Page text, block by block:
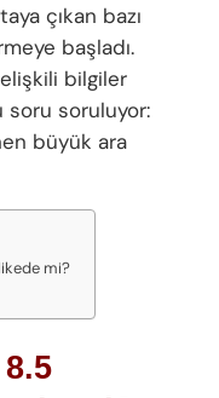
çıkan bazı
başladı.
bilgiler
soru soruluyor:
büyük ara
mi?